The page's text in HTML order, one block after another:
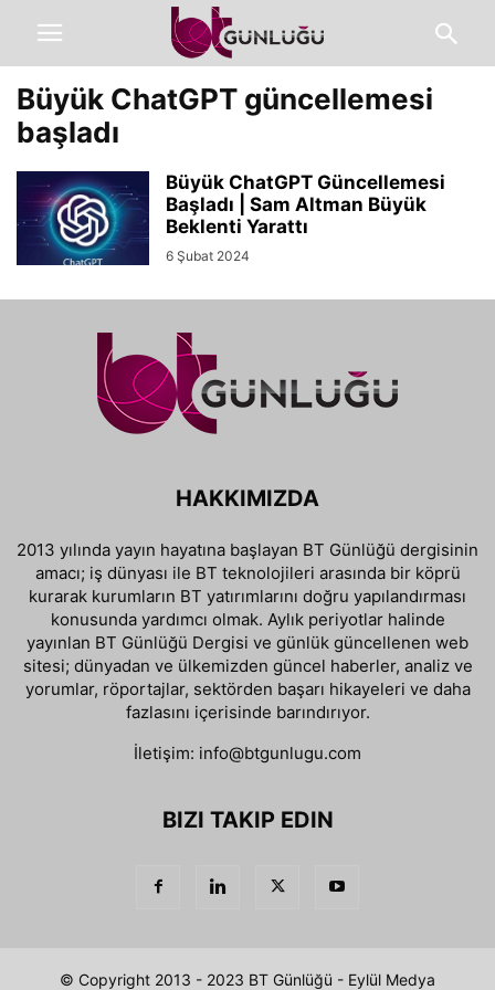
Büyük ChatGPT güncellemesi
başladı
Büyük ChatGPT Güncellemesi
Başladı | Sam Altman Büyük
Beklenti Yarattı
6 Şubat 2024
HAKKIMIZDA
2013 yılında yayın hayatına başlayan BT Günlüğü dergisinin
amacı; iş dünyası ile BT teknolojileri arasında bir köprü
kurarak kurumların BT yatırımlarını doğru yapılandırması
konusunda yardımcı olmak. Aylık periyotlar halinde
yayınlan BT Günlüğü Dergisi ve günlük güncellenen web
sitesi; dünyadan ve ülkemizden güncel haberler, analiz ve
yorumlar, röportajlar, sektörden başarı hikayeleri ve daha
fazlasını içerisinde barındırıyor.
İletişim: info@btgunlugu.com
BIZI TAKIP EDIN
© Copyright 2013 - 2023 BT Günlüğü - Eylül Medya